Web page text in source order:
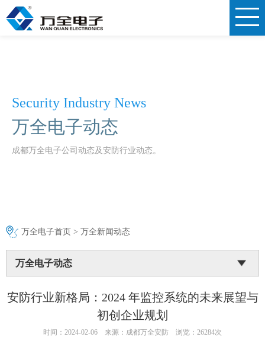
Security Industry News
万全电子动态
成都万全电子公司动态及安防行业动态。
万全电子首页 > 万全新闻动态
万全电子动态
安防行业新格局：2024 年监控系统的未来展望与
初创企业规划
时间：2024-02-06 来源：成都万全安防 浏览：26284次